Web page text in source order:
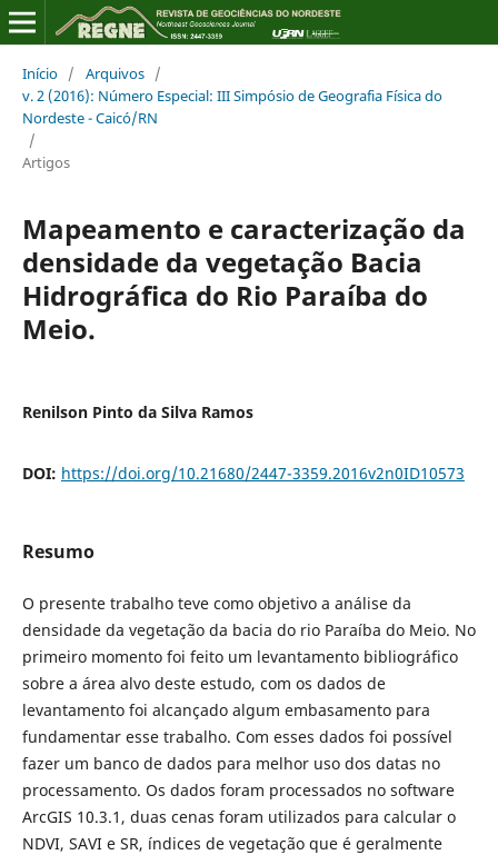
Início / Arquivos /
v. 2 (2016): Número Especial: III Simpósio de Geografia Física do
Nordeste - Caicó/RN
/
Artigos
Mapeamento e caracterização da
densidade da vegetação Bacia
Hidrográfica do Rio Paraíba do
Meio.
Renilson Pinto da Silva Ramos
DOI: https://doi.org/10.21680/2447-3359.2016v2n0ID10573
Resumo
O presente trabalho teve como objetivo a análise da
densidade da vegetação da bacia do rio Paraíba do Meio. No
primeiro momento foi feito um levantamento bibliográfico
sobre a área alvo deste estudo, com os dados de
levantamento foi alcançado algum embasamento para
fundamentar esse trabalho. Com esses dados foi possível
fazer um banco de dados para melhor uso dos datas no
processamento. Os dados foram processados no software
ArcGIS 10.3.1, duas cenas foram utilizados para calcular o
NDVI, SAVI e SR, índices de vegetação que é geralmente